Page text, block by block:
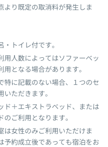
より既定の取消料が発生しま
トイレ付です。
用人数によってはソファーベッ
用となる場合があります。
特に記載のない場合、１つのセ
ただきます。
ド＋エキストラベッド、または
ご利用となります。
は女性のみご利用いただけま
予約成立後であっても宿泊をお